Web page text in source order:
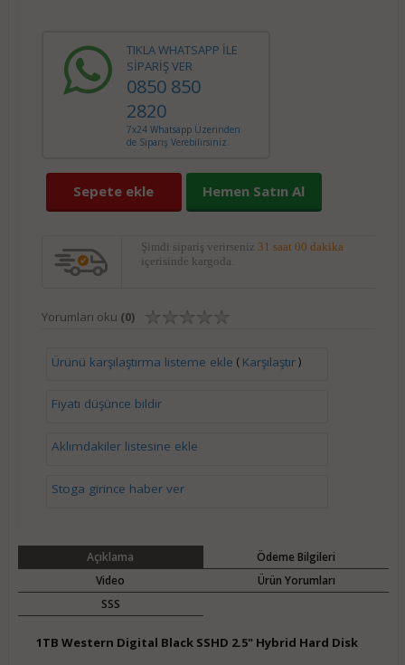
TIKLA WHATSAPP İLE
SİPARİŞ VER
0850 850
2820
7x24 Whatsapp Üzerinden
de Sipariş Verebilirsiniz.
Sepete ekle Hemen Satın Al
Şimdi sipariş verirseniz 31 saat 00 dakika
içerisinde kargoda.
Yorumları oku (0)
Ürünü karşılaştırma listeme ekle ( Karşılaştır)
Fiyatı düşünce bildir
Aklımdakiler listesine ekle
Stoga girince haber ver
Açıklama
Ödeme Bilgileri
Video
Ürün Yorumları
SSS
1TB Western Digital Black SSHD 2.5" Hybrid Hard Disk